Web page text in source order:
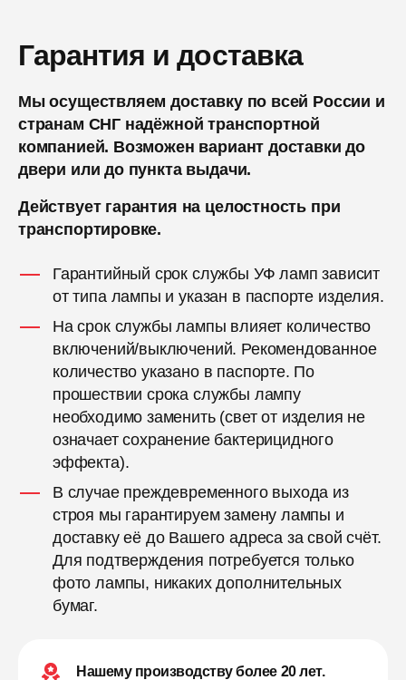
Гарантия и доставка
Мы осуществляем доставку по всей России и
странам СНГ надёжной транспортной
компанией. Возможен вариант доставки до
двери или до пункта выдачи.
Действует гарантия на целостность при
транспортировке.
Гарантийный срок службы УФ ламп зависит
от типа лампы и указан в паспорте изделия.
На срок службы лампы влияет количество
включений/выключений. Рекомендованное
количество указано в паспорте. По
прошествии срока службы лампу
необходимо заменить (свет от изделия не
означает сохранение бактерицидного
эффекта).
В случае преждевременного выхода из
строя мы гарантируем замену лампы и
доставку её до Вашего адреса за свой счёт.
Для подтверждения потребуется только
фото лампы, никаких дополнительных
бумаг.
Нашему производству более 20 лет.